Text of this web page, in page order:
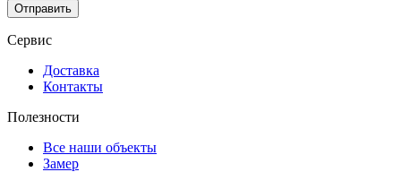
Отправить
Сервис
Доставка
Контакты
Полезности
Все наши объекты
Замер